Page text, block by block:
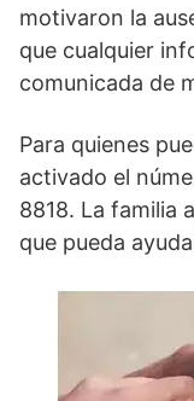
motivaron la
que cualquier
comunicada de
Para quienes
activado el
8818. La familia
que pueda